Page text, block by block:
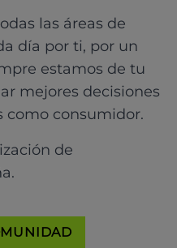
las áreas de
día por ti, por un
estamos de tu
mejores decisiones
como consumidor.
de